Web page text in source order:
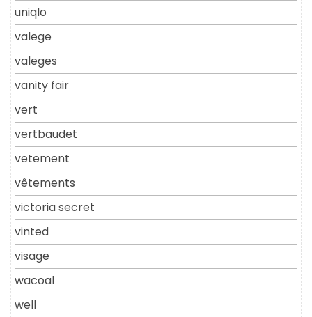
uniqlo
valege
valeges
vanity fair
vert
vertbaudet
vetement
vêtements
victoria secret
vinted
visage
wacoal
well